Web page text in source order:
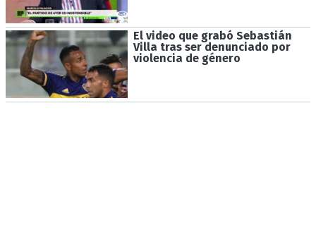
El video que grabó Sebastián
Villa tras ser denunciado por
violencia de género